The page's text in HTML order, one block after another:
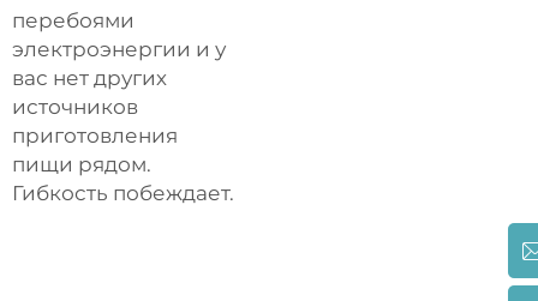
перебоями
электроэнергии и у
вас нет других
источников
приготовления
пищи рядом.
Гибкость побеждает.